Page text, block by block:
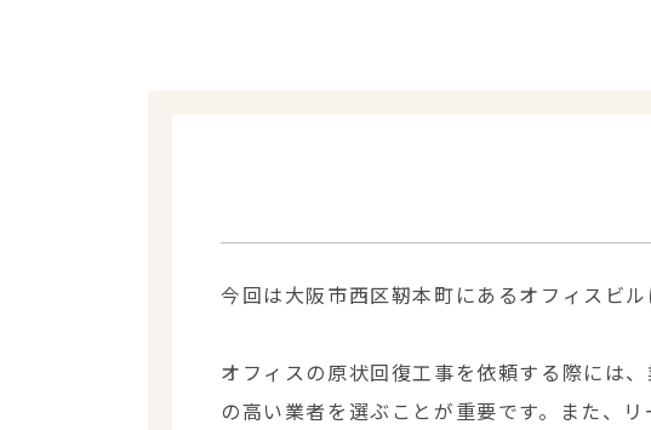
今回は大阪市西区靭本町にあるオフィスビ
オフィスの原状回復工事を依頼する際には
の高い業者を選ぶことが重要です。また、